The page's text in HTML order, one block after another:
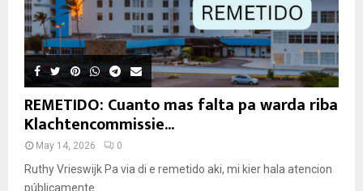
REMETIDO: Cuanto mas falta pa warda riba
Klachtencommissie...
May 14, 2026 0
Ruthy Vrieswijk Pa via di e remetido aki, mi kier hala atencion
públicamente...